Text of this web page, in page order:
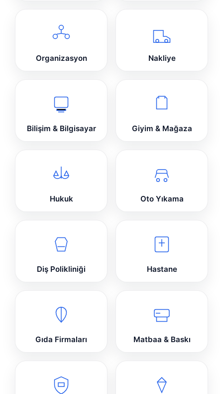
Organizasyon Nakliye
Bilişim & Bilgisayar Giyim & Mağaza
Hukuk Oto Yıkama
Diş Polikliniği Hastane
Gıda Firmaları Matbaa & Baskı